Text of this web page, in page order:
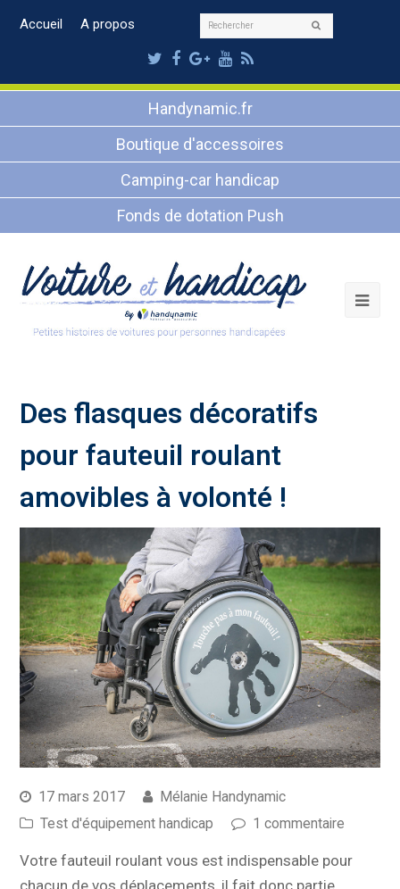
Accueil A propos Rechercher
Twitter
Facebook
Google
Plus
Youtube
RSS
Handynamic.fr
Boutique d'accessoires
Camping-car handicap
Fonds de dotation Push
Des flasques décoratifs
pour fauteuil roulant
amovibles à volonté !
17 mars 2017
Mélanie Handynamic
Test d'équipement handicap
1 commentaire
Votre fauteuil roulant vous est indispensable pour
chacun de vos déplacements, il fait donc partie